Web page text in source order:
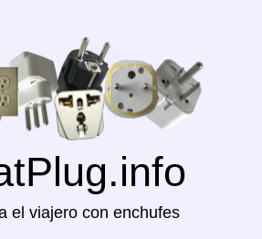
el viajero con enchufes